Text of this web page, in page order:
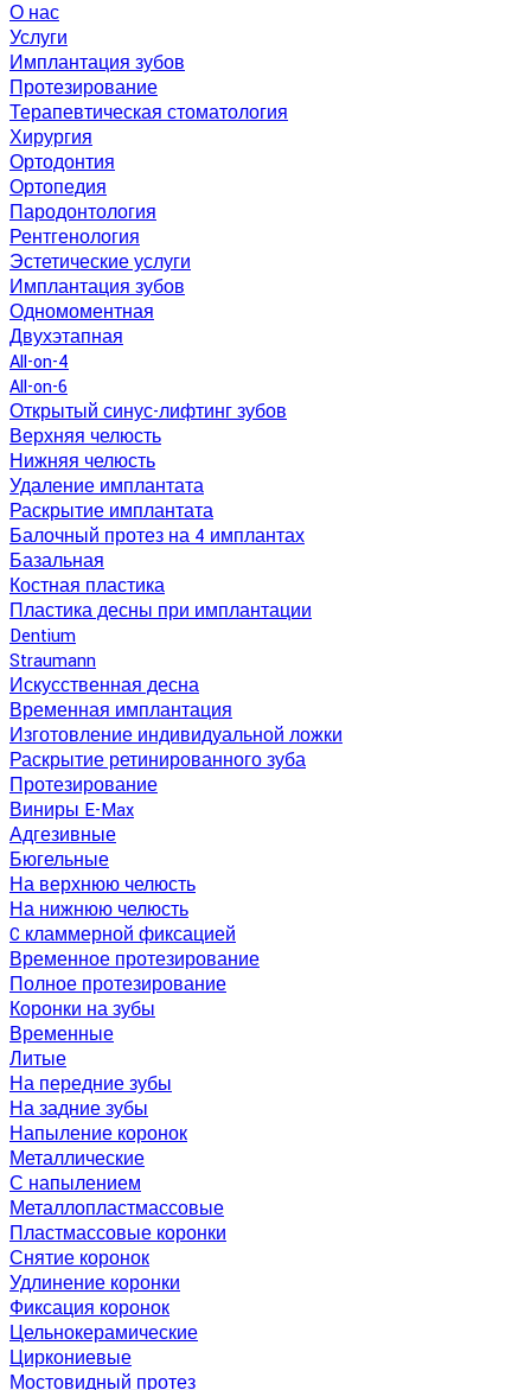
О нас
Услуги
Имплантация зубов
Протезирование
Терапевтическая стоматология
Хирургия
Ортодонтия
Ортопедия
Пародонтология
Рентгенология
Эстетические услуги
Имплантация зубов
Одномоментная
Двухэтапная
All-on-4
All-on-6
Открытый синус-лифтинг зубов
Верхняя челюсть
Нижняя челюсть
Удаление имплантата
Раскрытие имплантата
Балочный протез на 4 имплантах
Базальная
Костная пластика
Пластика десны при имплантации
Dentium
Straumann
Искусственная десна
Временная имплантация
Изготовление индивидуальной ложки
Раскрытие ретинированного зуба
Протезирование
Виниры E-Max
Адгезивные
Бюгельные
На верхнюю челюсть
На нижнюю челюсть
C кламмерной фиксацией
Временное протезирование
Полное протезирование
Коронки на зубы
Временные
Литые
На передние зубы
На задние зубы
Напыление коронок
Металлические
С напылением
Металлопластмассовые
Пластмассовые коронки
Снятие коронок
Удлинение коронки
Фиксация коронок
Цельнокерамические
Циркониевые
Мостовидный протез